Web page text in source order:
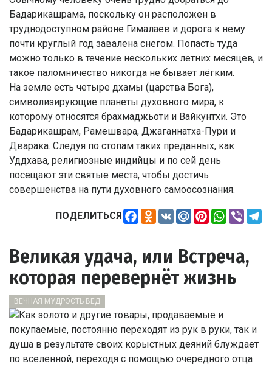
Бадарикашрама, поскольку он расположен в
труднодоступном районе Гималаев и дорога к нему
почти круглый год завалена снегом. Попасть туда
можно только в течение нескольких летних месяцев, и
такое паломничество никогда не бывает лёгким.
На земле есть четыре дхамы (царства Бога),
символизирующие планеты духовного мира, к
которому относятся брахмаджьоти и Вайкунтхи. Это
Бадарикашрам, Рамешвара, Джаганнатха-Пури и
Дварака. Следуя по стопам таких преданных, как
Уддхава, религиозные индийцы и по сей день
посещают эти святые места, чтобы достичь
совершенства на пути духовного самоосознания.
ПОДЕЛИТЬСЯ Facebook
Odnoklassniki
VK Mail.RuPinterest
WhatsApp
Viber
Великая удача, или Встреча,
которая перевернёт жизнь
ВЕЧНАЯ МУДРОСТЬ ВЕД